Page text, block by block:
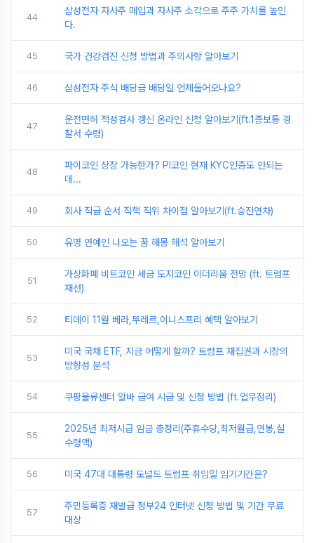
44
삼성전자 자사주 매입과 자사주 소각으로 주주 가치를 높인
다.
45 국가 건강검진 신청 방법과 주의사항 알아보기
46 삼성전자 주식 배당금 배당일 언제들어오나요?
47
운전면허 적성검사 갱신 온라인 신청 알아보기(ft.1종보통 경
찰서 수령)
48
파이코인 상장 가능한가? PI코인 현재 KYC인증도 안되는
데...
49 회사 직급 순서 직책 직위 차이점 알아보기(ft.승진연차)
50 유명 연예인 나오는 꿈 해몽 해석 알아보기
51
가상화폐 비트코인 세금 도지코인 이더리움 전망 (ft. 트럼프
재선)
52 티데이 11월 베라,뚜레르,이니스프리 혜택 알아보기
53
미국 국채 ETF, 지금 어떻게 할까? 트럼프 재집권과 시장의
방향성 분석
54 쿠팡물류센터 알바 급여 시급 및 신청 방법 (ft.업무정리)
55
2025년 최저시급 임금 총정리(주휴수당,최저월급,연봉,실
수령액)
56 미국 47대 대통령 도널드 트럼프 취임일 임기기간은?
57
주민등록증 재발급 정부24 인터넷 신청 방법 및 기간 무료
대상